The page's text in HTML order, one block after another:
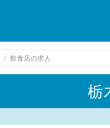
飲食店の求人
栃